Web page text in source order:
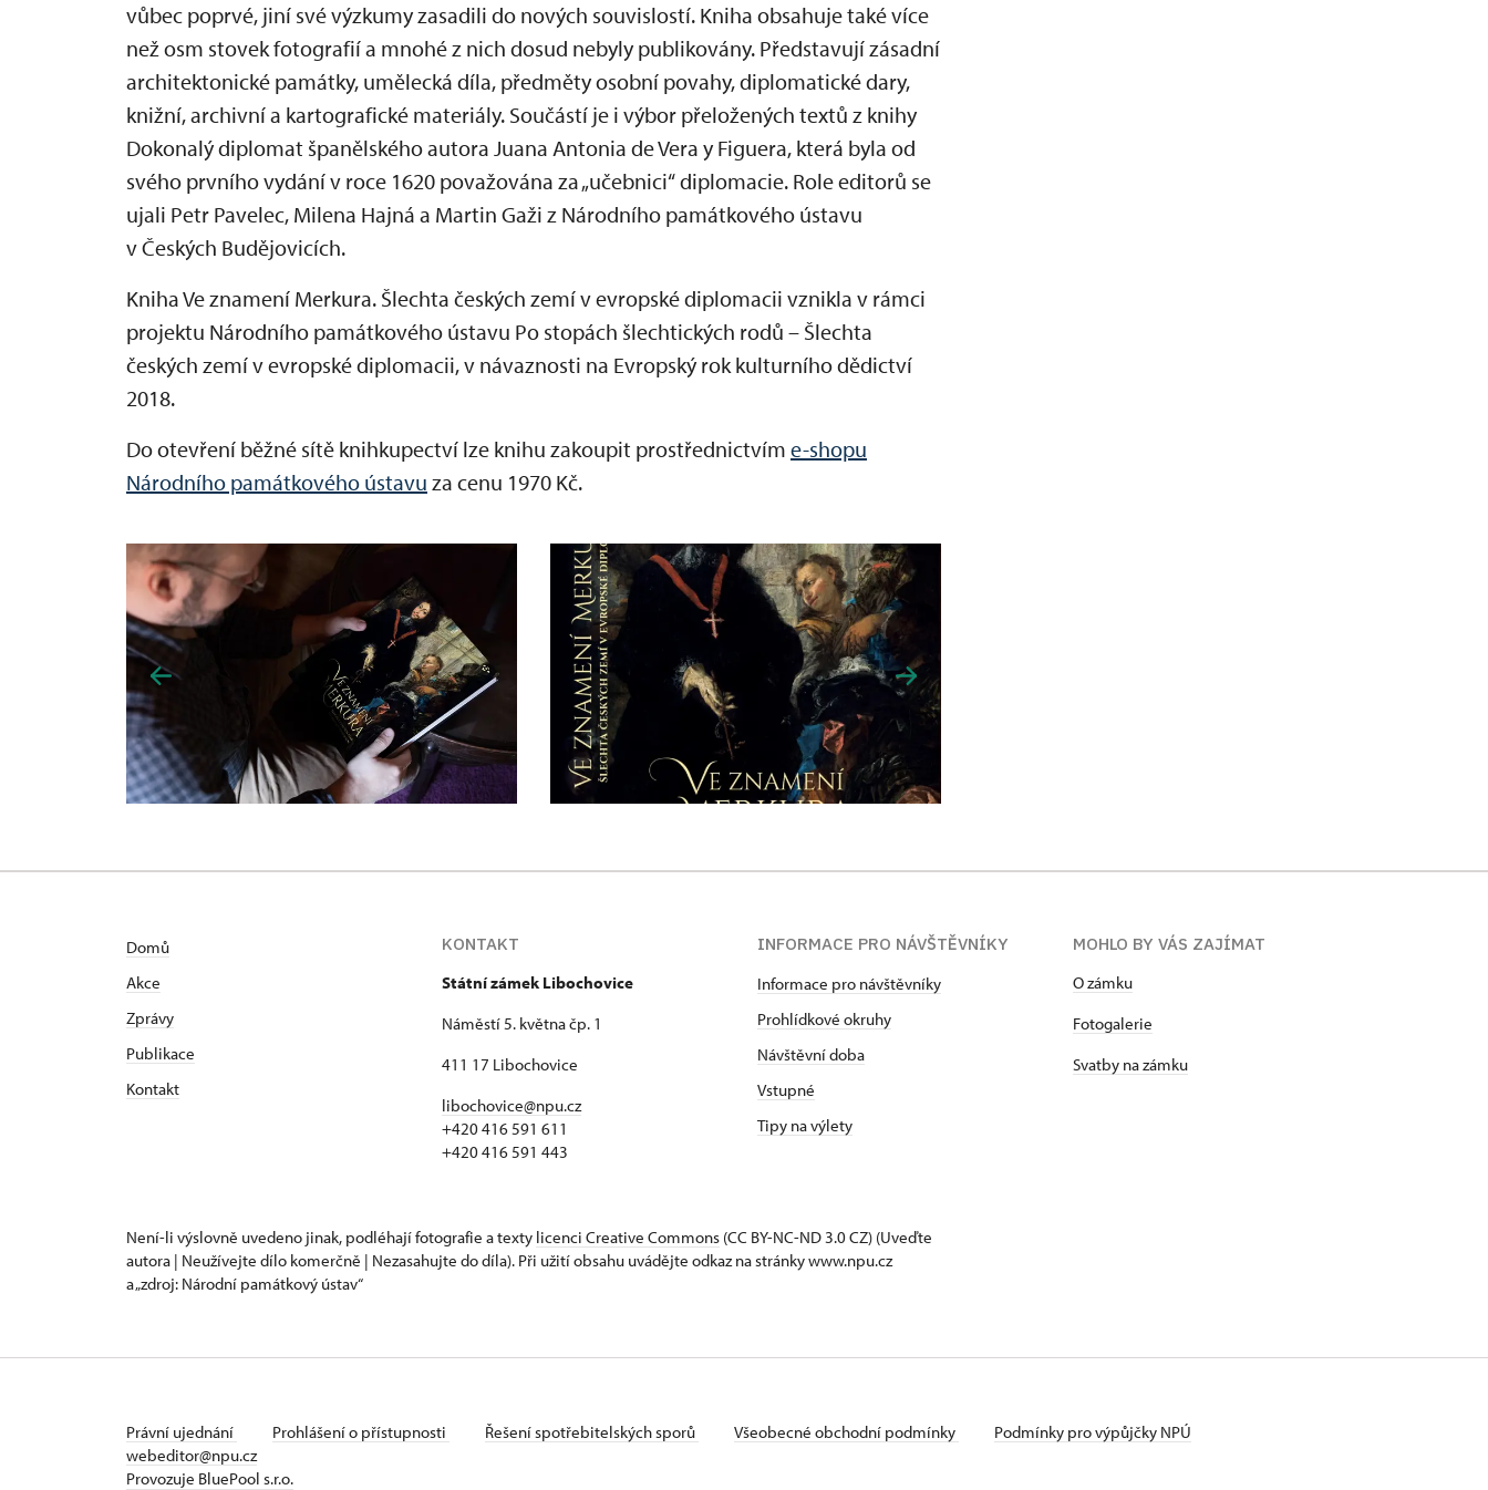
vůbec poprvé, jiní své výzkumy zasadili do nových souvislostí. Kniha obsahuje také více
než osm stovek fotografií a mnohé z nich dosud nebyly publikovány. Představují zásadní
architektonické památky, umělecká díla, předměty osobní povahy, diplomatické dary,
knižní, archivní a kartografické materiály. Součástí je i výbor přeložených textů z knihy
Dokonalý diplomat španělského autora Juana Antonia de Vera y Figuera, která byla od
svého prvního vydání v roce 1620 považována za „učebnici“ diplomacie. Role editorů se
ujali Petr Pavelec, Milena Hajná a Martin Gaži z Národního památkového ústavu
v Českých Budějovicích.
Kniha Ve znamení Merkura. Šlechta českých zemí v evropské diplomacii vznikla v rámci
projektu Národního památkového ústavu Po stopách šlechtických rodů – Šlechta
českých zemí v evropské diplomacii, v návaznosti na Evropský rok kulturního dědictví
2018.
Do otevření běžné sítě knihkupectví lze knihu zakoupit prostřednictvím e-shopu
Národního památkového ústavu za cenu 1970 Kč.
Domů
Akce
Zprávy
Publikace
Kontakt
KONTAKT
Státní zámek Libochovice
Náměstí 5. května čp. 1
411 17 Libochovice
libochovice@npu.cz
+420 416 591 611
+420 416 591 443
INFORMACE PRO NÁVŠTĚVNÍKY
Informace pro návštěvníky
Prohlídkové okruhy
Návštěvní doba
Vstupné
Tipy na výlety
MOHLO BY VÁS ZAJÍMAT
O zámku
Fotogalerie
Svatby na zámku
Není-li výslovně uvedeno jinak, podléhají fotografie a texty licenci Creative Commons (CC BY-NC-ND 3.0 CZ) (Uveďte
autora | Neužívejte dílo komerčně | Nezasahujte do díla). Při užití obsahu uvádějte odkaz na stránky www.npu.cz
a „zdroj: Národní památkový ústav“
Právní ujednání Prohlášení o přístupnosti Řešení spotřebitelských sporů Všeobecné obchodní podmínky
Podmínky pro výpůjčky NPÚ
webeditor@npu.cz
Provozuje BluePool s.r.o.